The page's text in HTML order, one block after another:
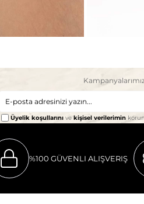
Üyelik koşullarını ve kişisel verilerimin
%100 GÜVENLI ALIŞVERIŞ